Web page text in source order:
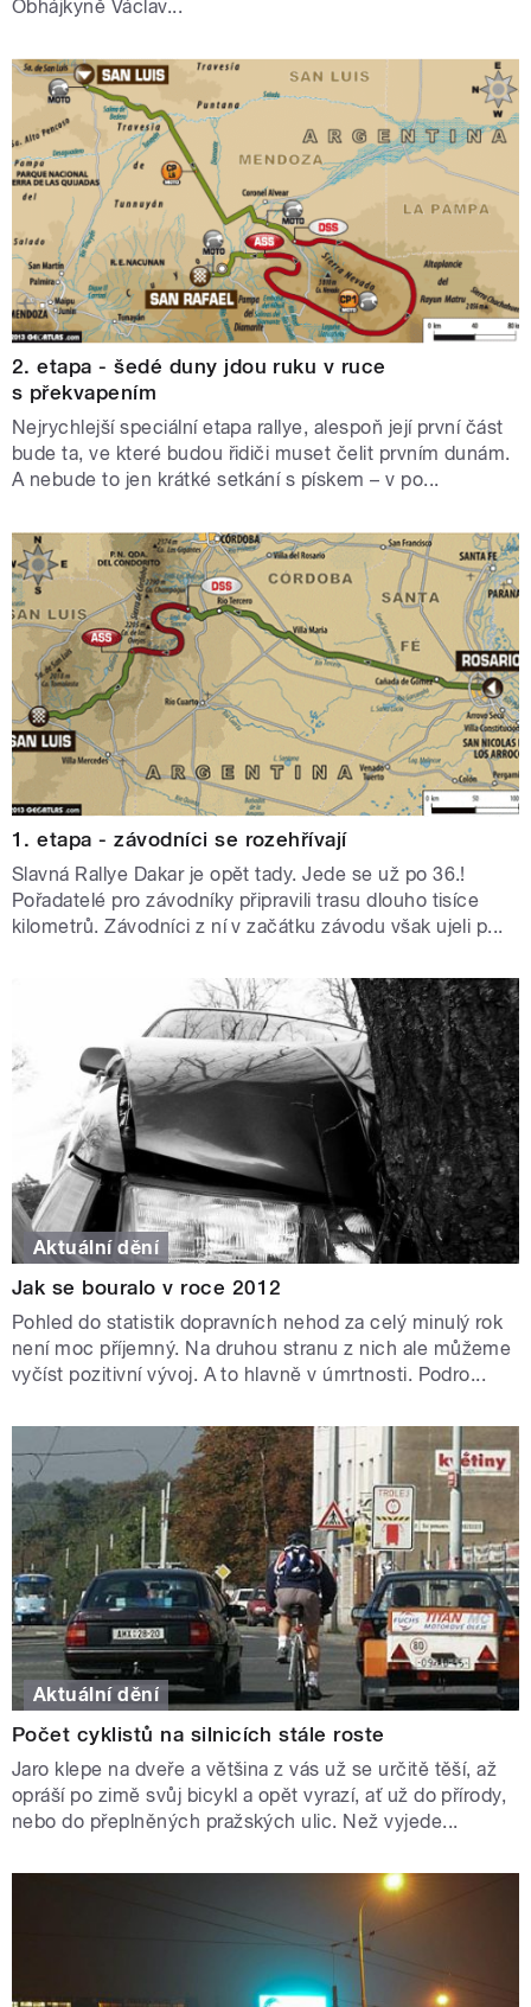
Obhájkyně Václav...
2. etapa - šedé duny jdou ruku v ruce
s překvapením
Nejrychlejší speciální etapa rallye, alespoň její první část
bude ta, ve které budou řidiči muset čelit prvním dunám.
A nebude to jen krátké setkání s pískem – v po...
1. etapa - závodníci se rozehřívají
Slavná Rallye Dakar je opět tady. Jede se už po 36.!
Pořadatelé pro závodníky připravili trasu dlouho tisíce
kilometrů. Závodníci z ní v začátku závodu však ujeli p...
Aktuální dění
Jak se bouralo v roce 2012
Pohled do statistik dopravních nehod za celý minulý rok
není moc příjemný. Na druhou stranu z nich ale můžeme
vyčíst pozitivní vývoj. A to hlavně v úmrtnosti. Podro...
Aktuální dění
Počet cyklistů na silnicích stále roste
Jaro klepe na dveře a většina z vás už se určitě těší, až
opráší po zimě svůj bicykl a opět vyrazí, ať už do přírody,
nebo do přeplněných pražských ulic. Než vyjede...